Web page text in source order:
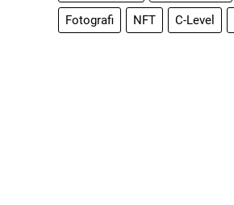
Fotografi NFT C-Level